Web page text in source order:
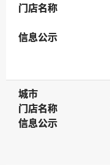
门店名称
门店名称
信息公示
信息公示
城市
城市
门店名称
门店名称
信息公示
信息公示